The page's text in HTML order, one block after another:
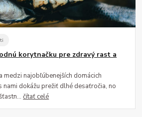
korytnačku pre zdravý rast a
medzi najobľúbenejších domácich
nami dokážu prežiť dlhé desaťročia, no
čítať celé